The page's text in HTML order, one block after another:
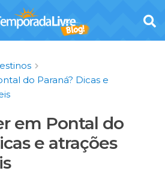
do Paraná? Dicas e
em Pontal do
e atrações